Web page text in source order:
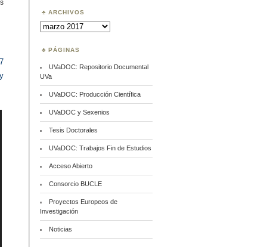
en
Exploración ARCHIVOS
Archivos
PÁGINAS
UVaDOC: Repositorio Documental
UVa
UVaDOC: Producción Científica
UVaDOC y Sexenios
Tesis Doctorales
UVaDOC: Trabajos Fin de Estudios
Acceso Abierto
Consorcio BUCLE
Proyectos Europeos de
Investigación
Noticias